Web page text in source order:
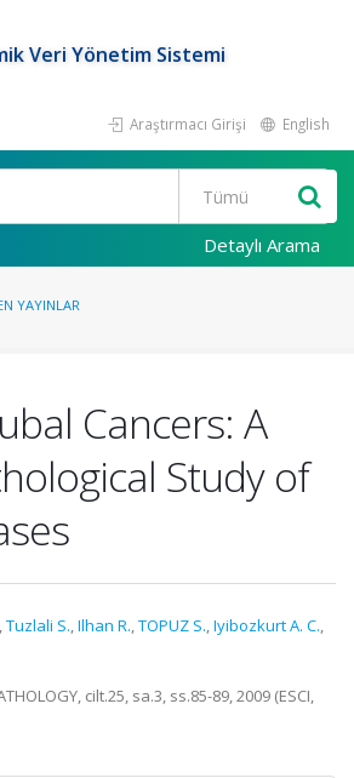
Veri Yönetim Sistemi
Araştırmacı Girişi English
Detaylı Arama
YAYINLAR
Cancers: A
Study of
,Tuzlali S.,Ilhan R.,TOPUZ S.,Iyibozkurt A. C.,
cilt.25, sa.3, ss.85-89, 2009 (ESCI,